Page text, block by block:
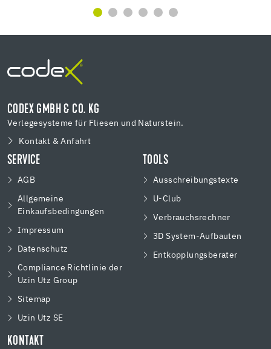
CODEX GMBH & CO. KG
Verlegesysteme für Fliesen und Naturstein.
Kontakt & Anfahrt
SERVICE
AGB
Allgemeine
Einkaufsbedingungen
Impressum
Datenschutz
Compliance Richtlinie der
Uzin Utz Group
Sitemap
Uzin Utz SE
TOOLS
Ausschreibungstexte
U-Club
Verbrauchsrechner
3D System-Aufbauten
Entkopplungsberater
KONTAKT